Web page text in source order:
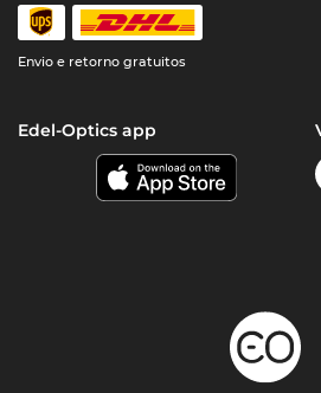
Envio e retorno gratuitos
Edel-Optics app